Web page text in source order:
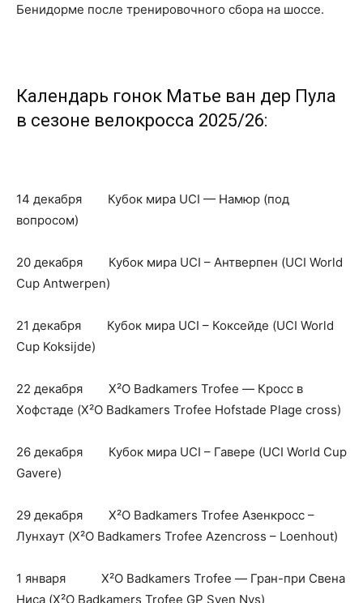
Бенидорме после тренировочного сбора на шоссе.
Календарь гонок Матье ван дер Пула
в сезоне велокросса 2025/26:
14 декабря Кубок мира UCI — Намюр (под
вопросом)
20 декабря Кубок мира UCI – Антверпен (UCI World
Cup Antwerpen)
21 декабря Кубок мира UCI – Коксейде (UCI World
Cup Koksijde)
22 декабря X²O Badkamers Trofee — Кросс в
Хофстаде (X²O Badkamers Trofee Hofstade Plage cross)
26 декабря Кубок мира UCI – Гавере (UCI World Cup
Gavere)
29 декабря X²O Badkamers Trofee Азенкросс –
Лунхаут (X²O Badkamers Trofee Azencross – Loenhout)
1 января X²O Badkamers Trofee — Гран-при Свена
Ниса (X²O Badkamers Trofee GP Sven Nys)